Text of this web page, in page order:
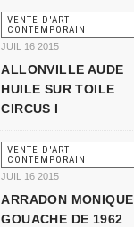
VENTE D'ART
CONTEMPORAIN
JUIL 16 2015
ALLONVILLE AUDE
HUILE SUR TOILE
CIRCUS I
VENTE D'ART
CONTEMPORAIN
JUIL 16 2015
ARRADON MONIQUE
GOUACHE DE 1962